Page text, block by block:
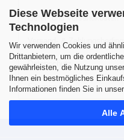
Diese Webseite
Technologien
Wir verwenden Cookies und
Drittanbietern, um die
gewährleisten, die Nutzung
Ihnen ein bestmögliches
Informationen finden Sie in
Alle
Liefer- und Versandkosten
Versand- &
Datenschutz
Sitemap